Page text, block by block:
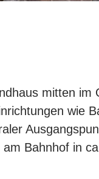
mitten
wie
Bahnhof in